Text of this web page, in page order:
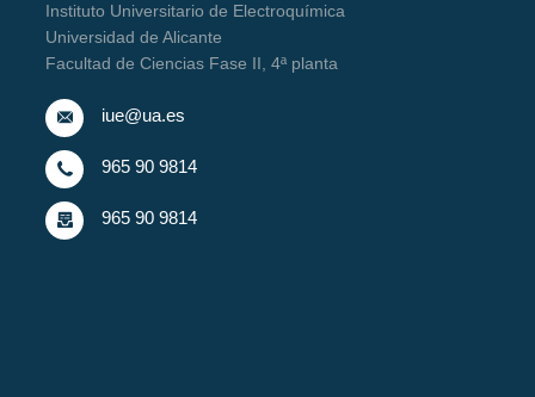
Instituto Universitario de Electroquímica
Universidad de Alicante
Facultad de Ciencias Fase II, 4ª planta
iue@ua.es
965 90 9814
965 90 9814